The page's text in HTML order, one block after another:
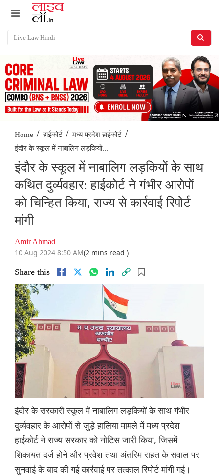
Home / हाईकोर्ट / मध्य प्रदेश हाईकोर्ट /
इंदौर के स्कूल में नाबालिग लड़कियों...
इंदौर के स्कूल में नाबालिग लड़कियों के साथ
कथित दुर्व्यवहार: हाईकोर्ट ने गंभीर आरोपों
को चिन्हित किया, राज्य से कार्रवाई रिपोर्ट
मांगी
Amir Ahmad
10 Aug 2024 8:50 AM(2 mins read )
Share this
इंदौर के सरकारी स्कूल में नाबालिग लड़कियों के साथ गंभीर
दुर्व्यवहार के आरोपों से जुड़े हालिया मामले में मध्य प्रदेश
हाईकोर्ट ने राज्य सरकार को नोटिस जारी किया, जिसमें
शिकायत दर्ज होने और प्रवेश तथा अंतरिम राहत के सवाल पर
सुनवाई के बाद की गई कार्रवाई पर तत्काल रिपोर्ट मांगी गई।